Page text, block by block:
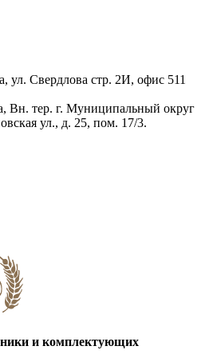
ул. Свердлова стр. 2И, офис 511
Вн. тер. г. Муниципальный округ
ул., д. 25, пом. 17/3.
и комплектующих